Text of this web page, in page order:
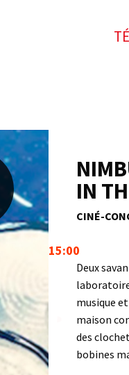
IN
CINÉ-
15:00
Deux
musique
maison
des
bobines